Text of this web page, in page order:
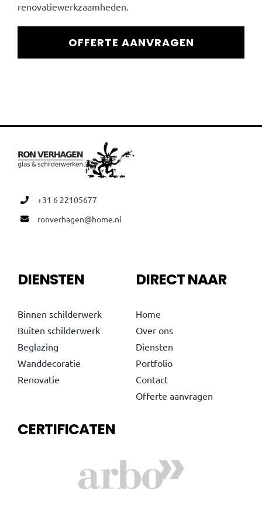
renovatiewerkzaamheden.
OFFERTE AANVRAGEN
+31 6 22105677
ronverhagen@home.nl
DIENSTEN
Binnen schilderwerk
Buiten schilderwerk
Beglazing
Wanddecoratie
Renovatie
DIRECT NAAR
Home
Over ons
Diensten
Portfolio
Contact
Offerte aanvragen
CERTIFICATEN